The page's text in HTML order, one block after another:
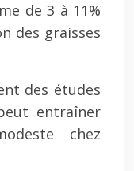
de 3 à 11%
des graisses
des études
entraîner
chez